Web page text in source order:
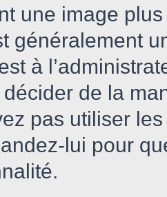
une image
généralement
à
de la
pas utiliser
lui pour